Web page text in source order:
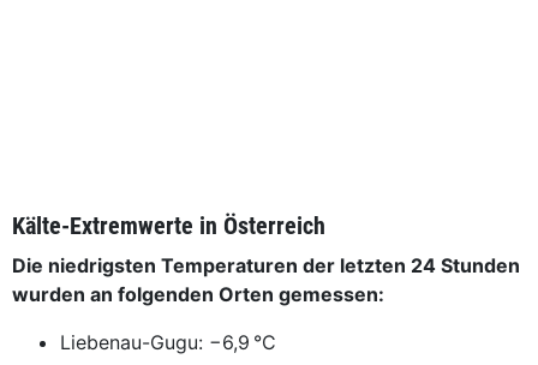
Kälte-Extremwerte in Österreich
Die niedrigsten Temperaturen der letzten 24 Stunden
wurden an folgenden Orten gemessen:
Liebenau-Gugu: −6,9 °C